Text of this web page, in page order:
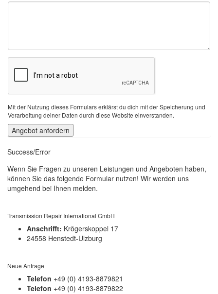
Mit der Nutzung dieses Formulars erklärst du dich mit der Speicherung und
Verarbeitung deiner Daten durch diese Website einverstanden.
Success/Error
Wenn Sie Fragen zu unseren Leistungen und Angeboten haben,
können Sie das folgende Formular nutzen! Wir werden uns
umgehend bei Ihnen melden.
Transmission Repair International GmbH
Anschrifft: Krögerskoppel 17
24558 Henstedt-Ulzburg
Neue Anfrage
Telefon +49 (0) 4193-8879821
Telefon +49 (0) 4193-8879822